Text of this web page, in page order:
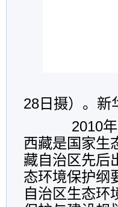
昆仑山
28日摄）。新
2010年
西藏是国家生
藏自治区先后
态环境保护纲
自治区生态环